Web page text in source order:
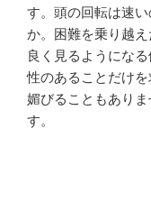
す。頭の回転は速
か。困難を乗り越
良く見るようにな
性のあることだけ
媚びることもあり
す。